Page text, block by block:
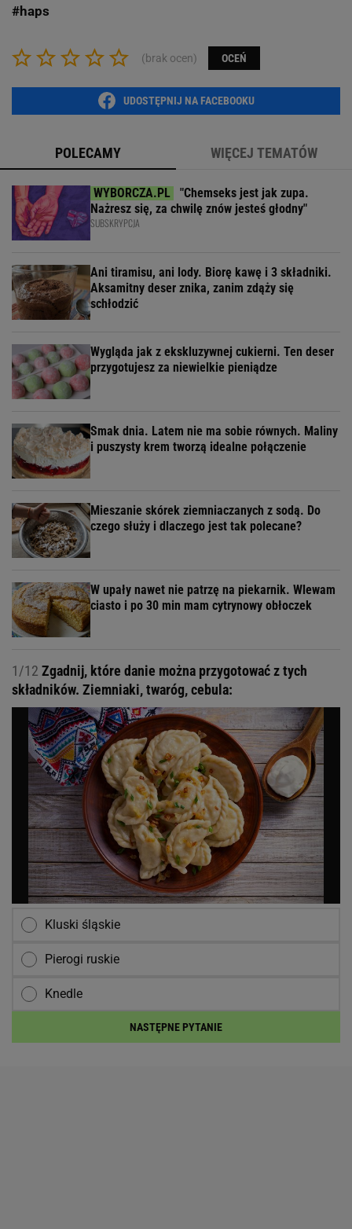
#haps
(brak ocen) OCEŃ
UDOSTĘPNIJ NA FACEBOOKU
POLECAMY WIĘCEJ TEMATÓW
"Chemseks jest jak zupa.
Nażresz się, za chwilę znów jesteś głodny"
SUBSKRYPCJA
Ani tiramisu, ani lody. Biorę kawę i 3 składniki.
Aksamitny deser znika, zanim zdąży się
schłodzić
Wygląda jak z ekskluzywnej cukierni. Ten deser
przygotujesz za niewielkie pieniądze
Smak dnia. Latem nie ma sobie równych. Maliny
i puszysty krem tworzą idealne połączenie
Mieszanie skórek ziemniaczanych z sodą. Do
czego służy i dlaczego jest tak polecane?
W upały nawet nie patrzę na piekarnik. Wlewam
ciasto i po 30 min mam cytrynowy obłoczek
1/12 Zgadnij, które danie można przygotować z tych
składników. Ziemniaki, twaróg, cebula:
Kluski śląskie
Pierogi ruskie
Knedle
NASTĘPNE PYTANIE